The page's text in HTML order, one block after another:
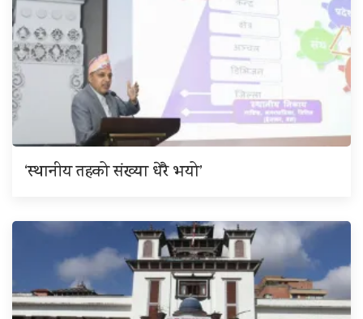
‘स्थानीय तहको संख्या धेरै भयो’